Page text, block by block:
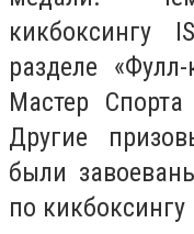
кикбоксингу
разделе
Мастер
Другие
были
по кикбоксингу